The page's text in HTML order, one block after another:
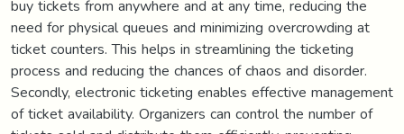
buy tickets from anywhere and at any time, reducing the
need for physical queues and minimizing overcrowding at
ticket counters. This helps in streamlining the ticketing
process and reducing the chances of chaos and disorder.
Secondly, electronic ticketing enables effective management
of ticket availability. Organizers can control the number of